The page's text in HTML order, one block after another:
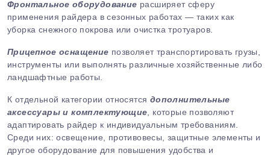
Фронтальное оборудование расширяет сферу
применения райдера в сезонных работах — таких как
уборка снежного покрова или очистка тротуаров.
Прицепное оснащение позволяет транспортировать грузы,
инструменты или выполнять различные хозяйственные либо
ландшафтные работы.
К отдельной категории относятся дополнительные
аксессуары и комплектующие , которые позволяют
адаптировать райдер к индивидуальным требованиям.
Среди них: освещение, противовесы, защитные элементы и
другое оборудование для повышения удобства и